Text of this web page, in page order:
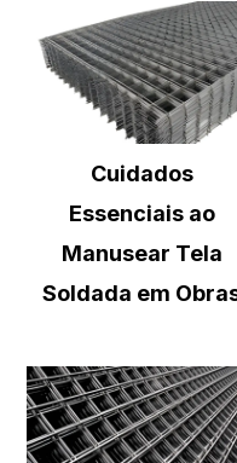
Cuidados
Essenciais ao
Manusear Tela
Soldada em